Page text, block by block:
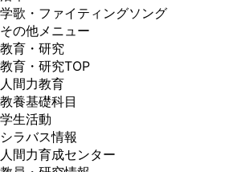
学歌・ファイティングソング
その他メニュー
教育・研究
教育・研究TOP
人間力教育
教養基礎科目
学生活動
シラバス情報
人間力育成センター